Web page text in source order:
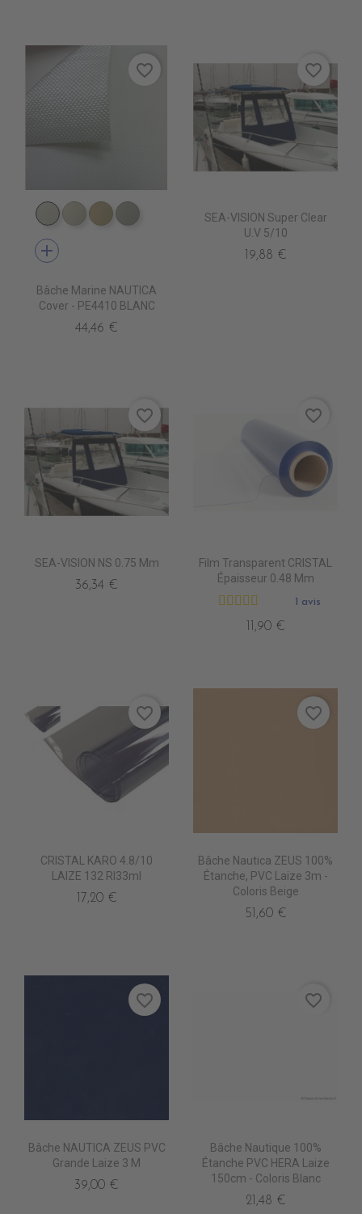
PE4410 BLANC
PE4420 CREME
PE4430 BEIGE
PE4460 SOURIS
add
Bâche Marine NAUTICA
Cover - PE4410 BLANC
44,46 €
favorite_border
SEA-VISION Super Clear
U.V 5/10
19,88 €
favorite_border
SEA-VISION NS 0.75 Mm
36,34 €
favorite_border
Film Transparent CRISTAL
Épaisseur 0.48 Mm
1 avis
11,90 €
favorite_border
CRISTAL KARO 4.8/10
LAIZE 132 Rl33ml
17,20 €
favorite_border
Bâche Nautica ZEUS 100%
Étanche, PVC Laize 3m -
Coloris Beige
51,60 €
favorite_border
Bâche NAUTICA ZEUS PVC
Grande Laize 3 M
39,00 €
favorite_border
Bâche Nautique 100%
Étanche PVC HERA Laize
150cm - Coloris Blanc
21,48 €
favorite_border